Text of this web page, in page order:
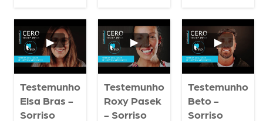
Testemunho
Elsa Bras -
Sorriso
Testemunho
Roxy Pasek
- Sorriso
Testemunho
Beto -
Sorriso